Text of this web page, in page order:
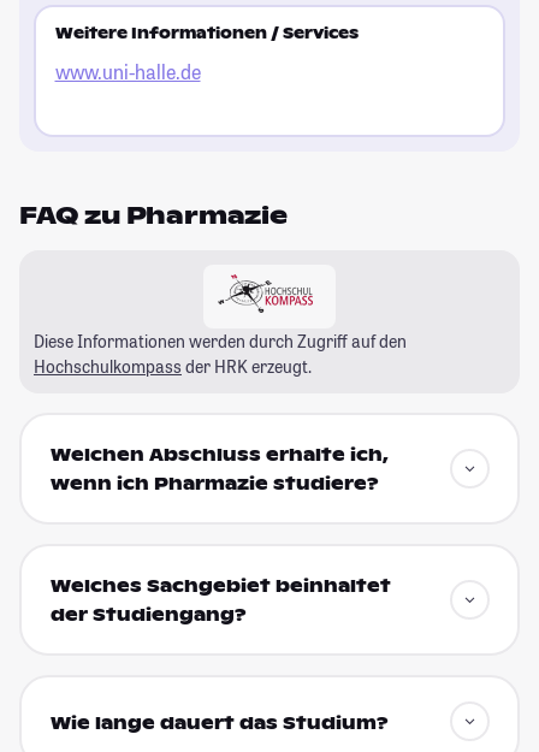
Weitere Informationen / Services
www.uni-halle.de
FAQ zu Pharmazie
Diese Informationen werden durch Zugriff auf den
Hochschulkompass der HRK erzeugt.
Welchen Abschluss erhalte ich,
wenn ich Pharmazie studiere?
Welches Sachgebiet beinhaltet
der Studiengang?
Wie lange dauert das Studium?